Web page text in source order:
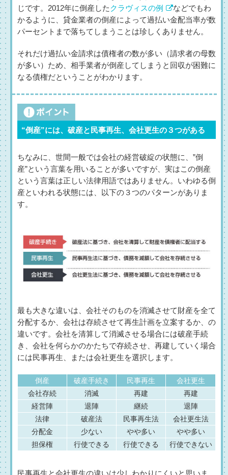
じです。2012年に倒産したクラヴィスの例
などでもわ
かるように、貸金業者の倒産によって過払い金配当率が数
パーセントまで落ちてしまうことは珍しくありません。
それだけ過払い金請求は債権者の数が多い（請求者の母数
が多い）ため、相手業者が倒産してしまうと回収が困難に
なる債権だということがわかります。
“倒産”には、破産と民事再生、会社更生の３つがある
ちなみに、世間一般では会社の経営破綻の状態に、”倒
産”という言葉を用いることが多いですが、実はこの倒産
という言葉は正しい法律用語ではありません。いわゆる倒
産といわれる状態には、以下の３つのパターンがありま
す。
最も大きな違いは、会社そのものを消滅させて財産を全て
分配するか、会社は存続させて再生計画を立案するか、の
違いです。会社を清算して消滅させる場合には破産手続
き、会社を何らかのかたちで存続させ、再建していく場合
には民事再生、または会社更生を選択します。
倒産 破産手続き 民事再生
会社更生
会社存続
消滅 再建
再建
経営陣
退陣 継続
退陣
法律
破産法 民事再生法
会社更生法
分配金
少ない やや多い
やや多い
担保権
行使できる 行使できる 行使できない